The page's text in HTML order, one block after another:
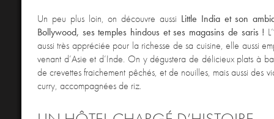
Un peu plus loin, on découvre aussi Little India et son
Bollywood, ses temples hindous et ses magasins de saris !
aussi très appréciée pour la richesse de sa cuisine, elle aussi
venant d’Asie et d’Inde. On y dégustera de délicieux plats à
de crevettes fraichement pêchés, et de nouilles, mais aussi des
curry, accompagnées de riz.